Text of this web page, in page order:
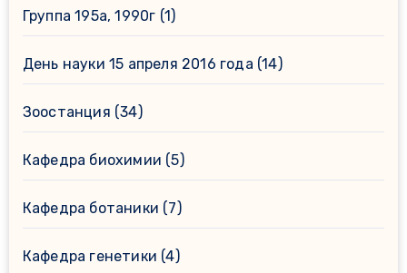
Группа 195а, 1990г (1)
День науки 15 апреля 2016 года (14)
Зоостанция (34)
Кафедра биохимии (5)
Кафедра ботаники (7)
Кафедра генетики (4)